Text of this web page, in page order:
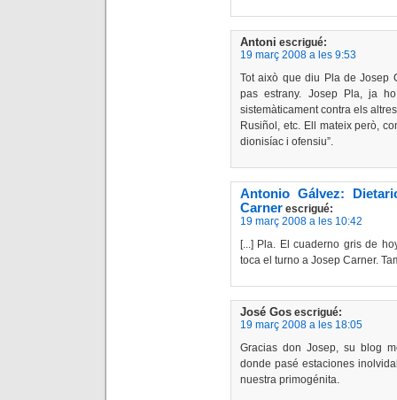
Antoni escrigué:
19 març 2008 a les 9:53
Tot això que diu Pla de Josep
pas estrany. Josep Pla, ja
sistemàticament contra els
Rusiñol, etc. Ell mateix però,
dionisíac i ofensiu”.
Antonio Gálvez:
Carner escrigué:
19 març 2008 a les 10:42
[...] Pla. El cuaderno gris de
toca el turno a Josep Carner.
José Gos escrigué:
19 març 2008 a les 18:05
Gracias don Josep, su blog
donde pasé estaciones
nuestra primogénita.